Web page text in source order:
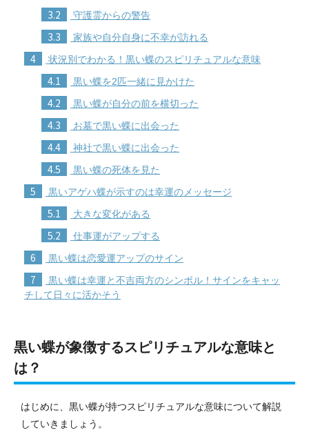
3.2 守護霊からの警告
3.3 家族や自分自身に不幸が訪れる
4 状況別でわかる！黒い蝶のスピリチュアルな意味
4.1 黒い蝶を2匹一緒に見かけた
4.2 黒い蝶が自分の前を横切った
4.3 お墓で黒い蝶に出会った
4.4 神社で黒い蝶に出会った
4.5 黒い蝶の死体を見た
5 黒いアゲハ蝶が示すのは幸運のメッセージ
5.1 大きな変化がある
5.2 仕事運がアップする
6 黒い蝶は恋愛運アップのサイン
7
黒い蝶は幸運と不吉両方のシンボル！サインをキャッ
チして日々に活かそう
黒い蝶が象徴するスピリチュアルな意味と
は？
はじめに、黒い蝶が持つスピリチュアルな意味について解説
していきましょう。